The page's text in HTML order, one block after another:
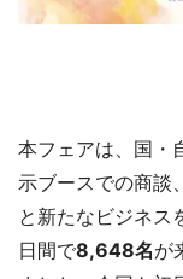
本フェアは、国・
示ブースでの商談
と新たなビジネ
日間で8,648名が